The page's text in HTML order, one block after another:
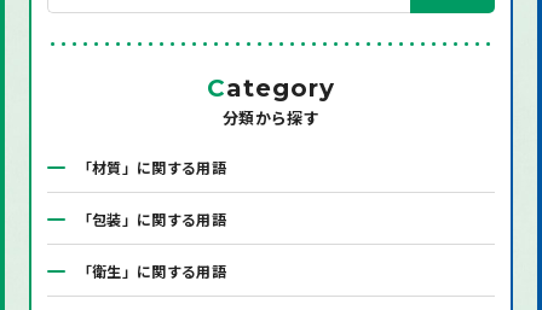
Category
分類から探す
「材質」に関する用語
「包装」に関する用語
「衛生」に関する用語